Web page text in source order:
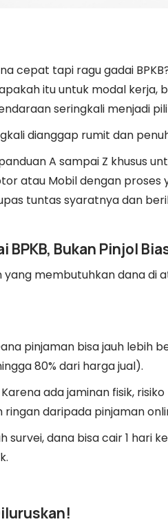
cepat tapi ragu gadai
itu untuk modal kerja,
seringkali menjadi
dianggap rumit dan
A sampai Z khusus
atau Mobil dengan
tuntas syaratnya dan
BPKB, Bukan Pinjol
membutuhkan dana di
pinjaman bisa jauh lebih
80% dari harga jual).
Karena ada jaminan fisik,
ringan daripada pinjaman
survei, dana bisa cair 1 hari